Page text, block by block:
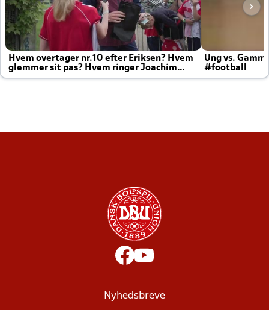
Hvem overtager nr.10 efter Eriksen? Hvem
glemmer sit pas? Hvem ringer Joachim
altid til efter kampe?
Ung vs.
#football
Nyhedsbreve